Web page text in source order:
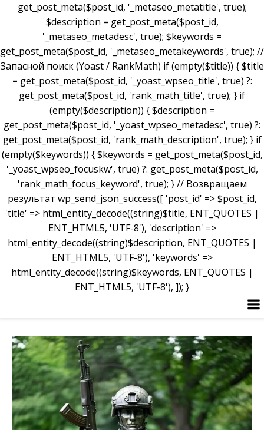
get_post_meta($post_id, '_metaseo_metatitle', true);
$description = get_post_meta($post_id,
'_metaseo_metadesc', true); $keywords =
get_post_meta($post_id, '_metaseo_metakeywords', true); //
Запасной поиск (Yoast / RankMath) if (empty($title)) { $title
= get_post_meta($post_id, '_yoast_wpseo_title', true) ?:
get_post_meta($post_id, 'rank_math_title', true); } if
(empty($description)) { $description =
get_post_meta($post_id, '_yoast_wpseo_metadesc', true) ?:
get_post_meta($post_id, 'rank_math_description', true); } if
(empty($keywords)) { $keywords = get_post_meta($post_id,
'_yoast_wpseo_focuskw', true) ?: get_post_meta($post_id,
'rank_math_focus_keyword', true); } // Возвращаем
результат wp_send_json_success([ 'post_id' => $post_id,
'title' => html_entity_decode((string)$title, ENT_QUOTES |
ENT_HTML5, 'UTF-8'), 'description' =>
html_entity_decode((string)$description, ENT_QUOTES |
ENT_HTML5, 'UTF-8'), 'keywords' =>
html_entity_decode((string)$keywords, ENT_QUOTES |
ENT_HTML5, 'UTF-8'), ]); }